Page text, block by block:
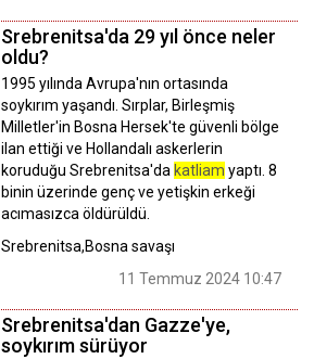
Srebrenitsa'da 29 yıl önce neler
oldu?
1995 yılında Avrupa'nın ortasında
soykırım yaşandı. Sırplar, Birleşmiş
Milletler'in Bosna Hersek'te güvenli bölge
ilan ettiği ve Hollandalı askerlerin
koruduğu Srebrenitsa'da katliam yaptı. 8
binin üzerinde genç ve yetişkin erkeği
acımasızca öldürüldü.
Srebrenitsa,Bosna savaşı
11 Temmuz 2024 10:47
Srebrenitsa'dan Gazze'ye,
soykırım sürüyor